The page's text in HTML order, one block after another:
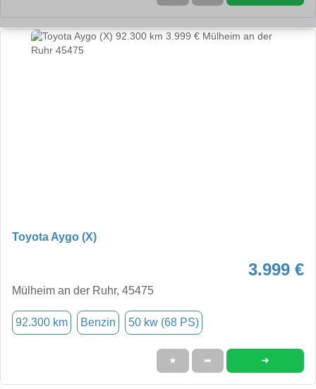
Toyota Aygo (X)
3.999 €
Mülheim an der Ruhr, 45475
92.300 km Benzin 50 kw (68 PS)
★ ➦ ➜